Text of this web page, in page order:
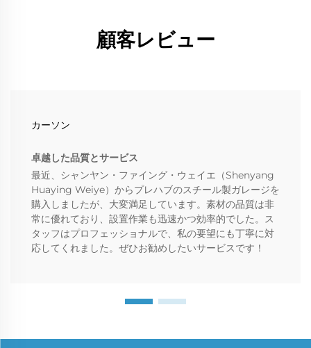
顧客レビュー
カーソン
卓越した品質とサービス
最近、シャンヤン・ファイング・ウェイエ（Shenyang
Huaying Weiye）からプレハブのスチール製ガレージを
購入しましたが、大変満足しています。素材の品質は非
常に優れており、設置作業も迅速かつ効率的でした。ス
タッフはプロフェッショナルで、私の要望にも丁寧に対
応してくれました。ぜひお勧めしたいサービスです！